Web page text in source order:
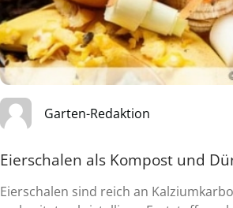
Garten-Redaktion
Eierschalen als Kompost und
Eierschalen sind reich an